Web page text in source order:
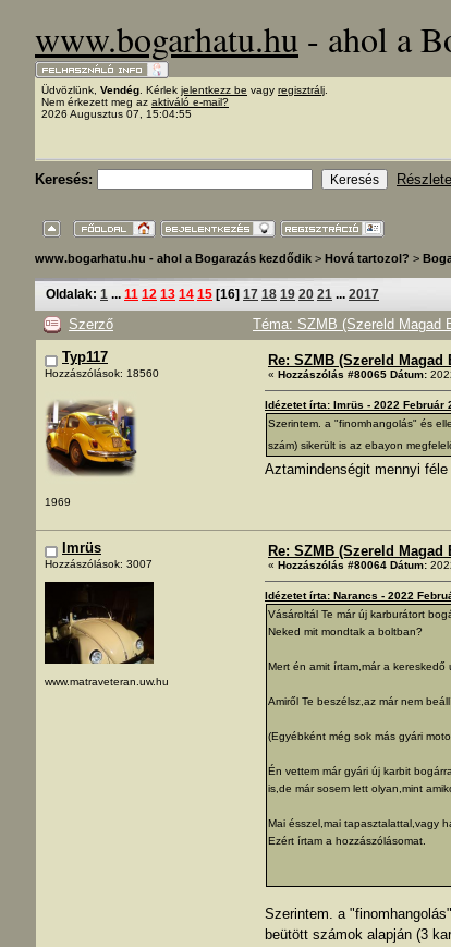
www.bogarhatu.hu - ahol a
Üdvözlünk, Vendég . Kérlek jelentkezz be vagy regisztrálj
Nem érkezett meg az aktiváló e-mail?
2026 Augusztus 07, 15:04:55
Keresés:
www.bogarhatu.hu - ahol a Bogarazás kezdődik > Hová tartozol? >
Oldalak: 1 ... 11 12 13 14 15 [16] 17 18 19 20 21 ... 2017
Szerző
Téma: SZMB (Szereld Magad
Typ117
Hozzászólások: 18560
1969
Re: SZMB (Szereld
« Hozzászólás #80065 Dátum:
Idézetet írta: Imrüs - 2022 Február
Szerintem. a "finomhangolás" és
szám) sikerült is az ebayon
Aztamindenségit mennyi féle
Imrüs
Hozzászólások: 3007
www.matraveteran.uw.hu
Re: SZMB (Szereld
« Hozzászólás #80064 Dátum:
Idézetet írta: Narancs - 2022
Vásároltál Te már új karburátort
Neked mit mondtak a boltban?
Mert én amit írtam,már a kereskedő
Amiről Te beszélsz,az már nem
(Egyébként még sok más gyári
Én vettem már gyári új karbit
is,de már sosem lett olyan,mint
Mai ésszel,mai tapasztalattal,vagy
Ezért írtam a hozzászólásomat.
Szerintem. a
beütött számok alapján (3